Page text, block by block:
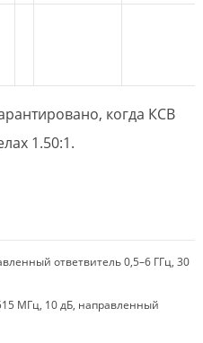
когда КСВ
1.50:1.
ответвитель 0,5–6 ГГц, 30
МГц, 10 дБ, направленный